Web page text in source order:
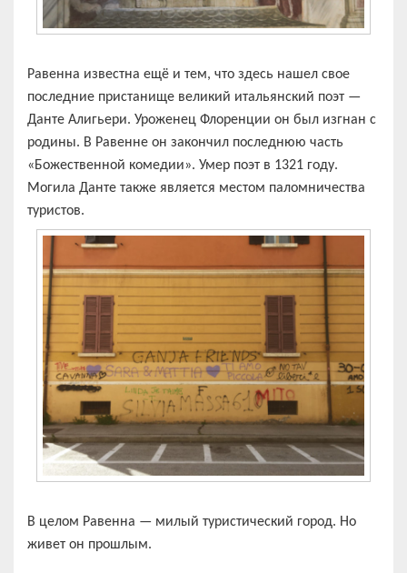
Равенна известна ещё и тем, что здесь нашел свое
последние пристанище великий итальянский поэт —
Данте Алигьери. Уроженец Флоренции он был изгнан с
родины. В Равенне он закончил последнюю часть
«Божественной комедии». Умер поэт в 1321 году.
Могила Данте также является местом паломничества
туристов.
В целом Равенна — милый туристический город. Но
живет он прошлым.